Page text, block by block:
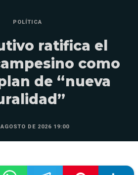
POLÍTICA
ratifica el
como
de “nueva
DE 2026 19:00